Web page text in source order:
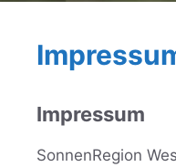
Impressum
SonnenRegion